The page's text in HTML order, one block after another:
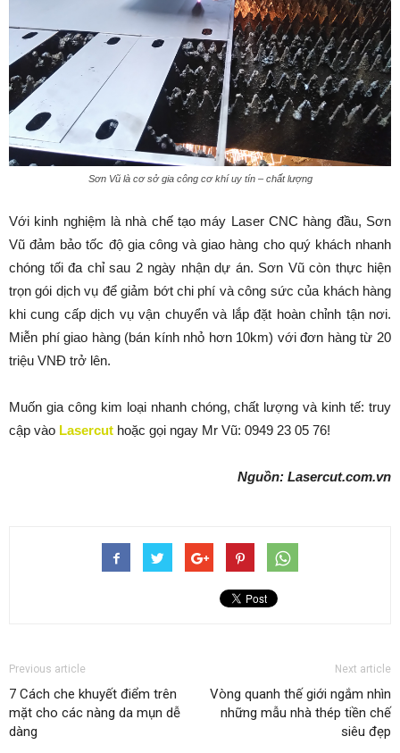
Sơn Vũ là cơ sở gia công cơ khí uy tín – chất lượng
Với kinh nghiệm là nhà chế tạo máy Laser CNC hàng đầu, Sơn
Vũ đảm bảo tốc độ gia công và giao hàng cho quý khách nhanh
chóng tối đa chỉ sau 2 ngày nhận dự án. Sơn Vũ còn thực hiện
trọn gói dịch vụ để giảm bớt chi phí và công sức của khách hàng
khi cung cấp dịch vụ vận chuyển và lắp đặt hoàn chỉnh tận nơi.
Miễn phí giao hàng (bán kính nhỏ hơn 10km) với đơn hàng từ 20
triệu VNĐ trở lên.
Muốn gia công kim loại nhanh chóng, chất lượng và kinh tế: truy
cập vào Lasercut hoặc gọi ngay Mr Vũ: 0949 23 05 76!
Nguồn: Lasercut.com.vn
Previous article
7 Cách che khuyết điểm trên
mặt cho các nàng da mụn dễ
dàng
Next article
Vòng quanh thế giới ngắm nhìn
những mẫu nhà thép tiền chế
siêu đẹp